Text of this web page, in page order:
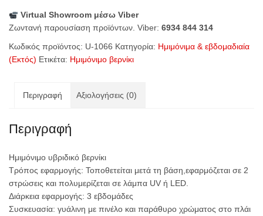
With
Purple
Virtual Showroom μέσω Viber
Ζωντανή παρουσίαση προϊόντων. Viber: 6934 844 314
Κωδικός προϊόντος: U-1066 Κατηγορία: Ημιμόνιμα & εβδομαδιαία
(Εκτός) Ετικέτα: Ημιμόνιμο βερνίκι
Περιγραφή Αξιολογήσεις (0)
Περιγραφή
Ημιμόνιμο υβριδικό βερνίκι
Τρόπος εφαρμογής: Τοποθετείται μετά τη βάση,εφαρμόζεται σε 2
στρώσεις και πολυμερίζεται σε λάμπα UV ή LED
Διάρκεια εφαρμογής: 3 εβδομάδες
Συσκευασία: γυάλινη με πινέλο και παράθυρο χρώματος στο πλάι